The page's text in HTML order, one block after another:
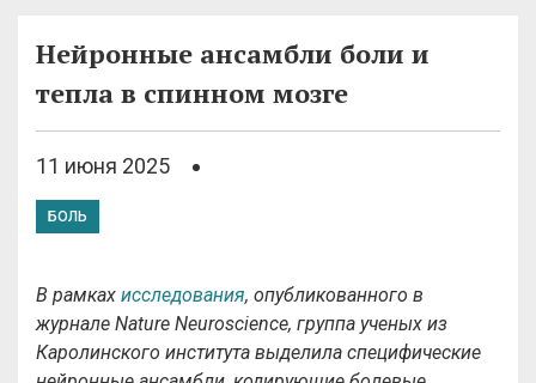
Нейронные ансамбли боли и
тепла в спинном мозге
11 июня 2025
БОЛЬ
В рамках исследования, опубликованного в
журнале Nature Neuroscience, группа ученых из
Каролинского института выделила специфические